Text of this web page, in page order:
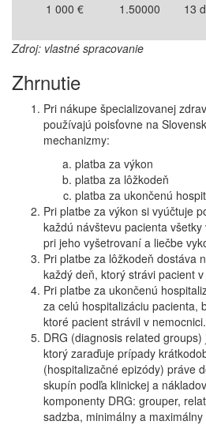
1 000 € 1.50000 13
Zdroj: vlastné spracovanie
Zhrnutie
Pri nákupe špecializovanej
používajú poisťovne na
mechanizmy:
platba za výkon
platba za lôžkodeň
platba za ukončenú
Pri platbe za výkon si vyúčtuje
každú návštevu pacienta
pri jeho vyšetrovaní a liečbe
Pri platbe za lôžkodeň dostáva
každý deň, ktorý strávi pacient
Pri platbe za ukončenú
za celú hospitalizáciu pacienta,
ktoré pacient strávil v nemocnici.
DRG (diagnosis related
ktorý zaraďuje prípady
(hospitalizačné epizódy) práve
skupín podľa klinickej a
komponenty DRG: grouper,
sadzba, minimálny a